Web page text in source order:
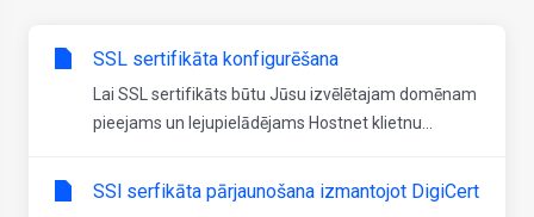
SSL sertifikāta konfigurēšana
Lai SSL sertifikāts būtu Jūsu izvēlētajam domēnam
pieejams un lejupielādējams Hostnet klietnu...
SSl serfikāta pārjaunošana izmantojot DigiCert